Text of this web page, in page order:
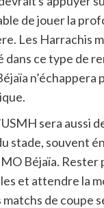
de jouer la
Les Harrachis
dans ce type de
n’échappera
sera aussi
stade, souvent
Béjaïa.
et attendre la
de coupe